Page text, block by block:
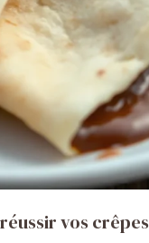
vos crêpes